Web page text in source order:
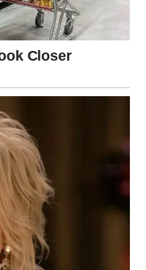
Jarčeve bile su
na svakom nivou –
su osećaj kao
kao da ih
bez vremena za
tok njihove